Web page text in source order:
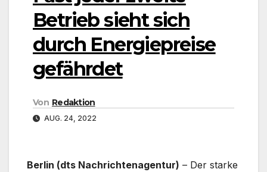
Betrieb sieht sich
durch Energiepreise
gefährdet
Von Redaktion
AUG. 24, 2022
Berlin (dts Nachrichtenagentur) – Der starke